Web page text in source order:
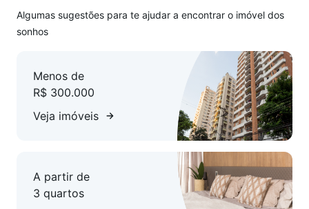
Algumas sugestões para te ajudar a encontrar o imóvel dos
sonhos
Menos de
R$ 300.000
Veja imóveis
A partir de
3 quartos